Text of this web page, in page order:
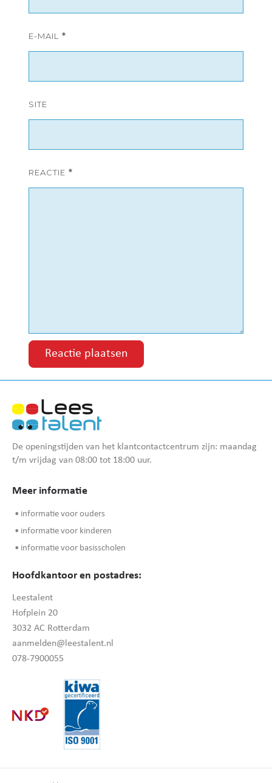
E-MAIL *
SITE
REACTIE *
De openingstijden van het klantcontactcentrum zijn: maandag
t/m vrijdag van 08:00 tot 18:00 uur.
Meer informatie
• informatie voor ouders
• informatie voor kinderen
• informatie voor basisscholen
Hoofdkantoor en postadres:
Leestalent
Hofplein 20
3032 AC Rotterdam
aanmelden@leestalent.nl
078-7900055